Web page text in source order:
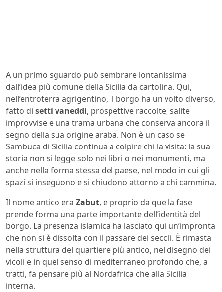
A un primo sguardo può sembrare lontanissima
dall’idea più comune della Sicilia da cartolina. Qui,
nell’entroterra agrigentino, il borgo ha un volto diverso,
fatto di setti vaneddi, prospettive raccolte, salite
improvvise e una trama urbana che conserva ancora il
segno della sua origine araba. Non è un caso se
Sambuca di Sicilia continua a colpire chi la visita: la sua
storia non si legge solo nei libri o nei monumenti, ma
anche nella forma stessa del paese, nel modo in cui gli
spazi si inseguono e si chiudono attorno a chi cammina.
Il nome antico era Zabut, e proprio da quella fase
prende forma una parte importante dell’identità del
borgo. La presenza islamica ha lasciato qui un’impronta
che non si è dissolta con il passare dei secoli. È rimasta
nella struttura del quartiere più antico, nel disegno dei
vicoli e in quel senso di mediterraneo profondo che, a
tratti, fa pensare più al Nordafrica che alla Sicilia
interna.